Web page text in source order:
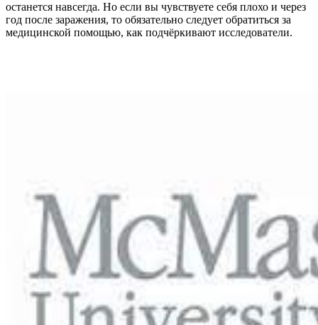
останется навсегда. Но если вы чувствуете себя плохо и через
год после заражения, то обязательно следует обратиться за
медицинской помощью, как подчёркивают исследователи.